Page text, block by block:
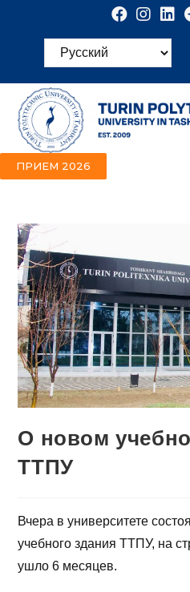
ПРИЕМ 2026
О новом
ТТПУ
Вчера в университете
учебного здания ТТПУ, на
ушло 6 месяцев.